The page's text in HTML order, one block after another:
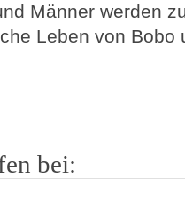
Männer werden
Leben von Bobo
bei: